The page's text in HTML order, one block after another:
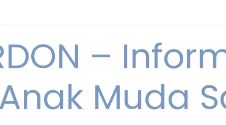
–
Muda